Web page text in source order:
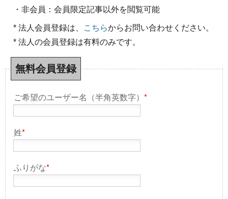
・非会員：会員限定記事以外を閲覧可能
* 法人会員登録は、 こちらからお問い合わせください。
* 法人の会員登録は有料のみです。
無料会員登録
ご希望のユーザー名（半角英数字） *
姓*
ふりがな*